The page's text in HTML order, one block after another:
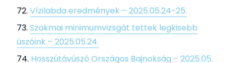
Vízilabda eredmények – 2025.05.24-25.
Szakmai minimumvizsgát tettek legkisebb
úszóink – 2025.05.24.
Hosszútávúszó Országos Bajnokság – 2025.05.